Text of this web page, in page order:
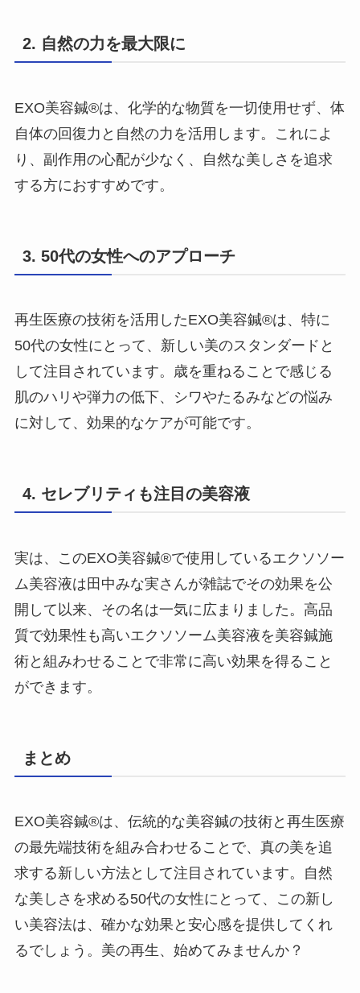
2. 自然の力を最大限に
EXO美容鍼®︎は、化学的な物質を一切使用せず、体
自体の回復力と自然の力を活用します。これによ
り、副作用の心配が少なく、自然な美しさを追求
する方におすすめです。
3. 50代の女性へのアプローチ
再生医療の技術を活用したEXO美容鍼®︎は、特に
50代の女性にとって、新しい美のスタンダードと
して注目されています。歳を重ねることで感じる
肌のハリや弾力の低下、シワやたるみなどの悩み
に対して、効果的なケアが可能です。
4. セレブリティも注目 の美容液
実は、このEXO美容鍼®︎で使用しているエクソソー
ム美容液は田中みな実さんが雑誌でその効果を公
開して以来、その名は一気に広まりました。高品
質で効果性も高いエクソソーム美容液を美容鍼施
術と組みわせることで非常に高い効果を得ること
ができます。
まとめ
EXO美容鍼®︎は、伝統的な美容鍼の技術と再生医療
の最先端技術を組み合わせることで、真の美を追
求する新しい方法として注目されています。自然
な美しさを求める50代の女性にとって、この新し
い美容法は、確かな効果と安心感を提供してくれ
るでしょう。美の再生、始めてみませんか？